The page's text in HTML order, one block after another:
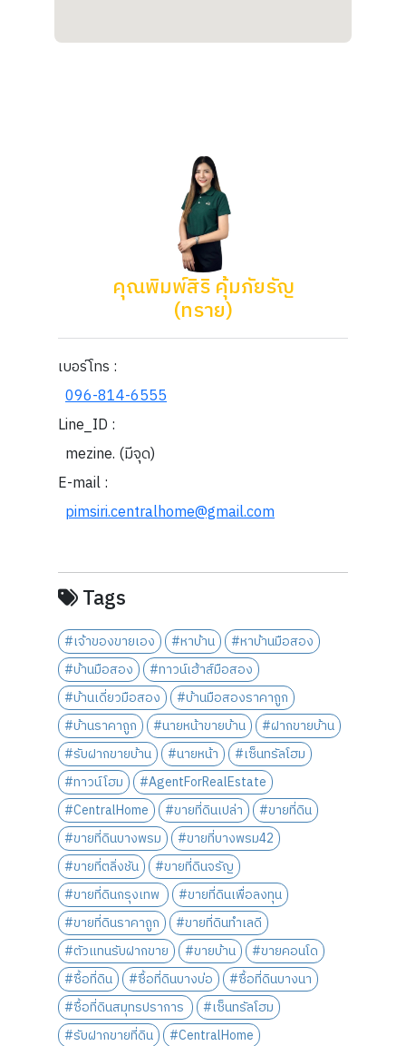
คุณพิมพ์สิริ คุ้มภัยรัญ
(ทราย)
เบอร์โทร :
096-814-6555
Line_ID :
mezine. (มีจุด)
E-mail :
pimsiri.centralhome@gmail.com
Tags
#เจ้าของขายเอง #หาบ้าน
#หาบ้านมือสอง
#บ้านมือสอง
#ทาวน์เฮ้าส์มือสอง
#บ้านเดี่ยวมือสอง
#บ้านมือสองราคาถูก
#บ้านราคาถูก
#นายหน้าขายบ้าน
#ฝากขายบ้าน
#รับฝากขายบ้าน
#นายหน้า
#เซ็นทรัลโฮม
#ทาวน์โฮม
#AgentForRealEstate
#CentralHome
#ขายที่ดินเปล่า
#ขายที่ดิน
#ขายที่ดินบางพรม
#ขายที่บางพรม42
#ขายที่ตลิ่งชัน
#ขายที่ดินจรัญ
#ขายที่ดินกรุงเทพ
#ขายที่ดินเพื่อลงทุน
#ขายที่ดินราคาถูก
#ขายที่ดินทำเลดี
#ตัวแทนรับฝากขาย
#ขายบ้าน
#ขายคอนโด
#ซื้อที่ดิน
#ซื้อที่ดินบางบ่อ
#ซื้อที่ดินบางนา
#ซื้อที่ดินสมุทรปราการ
#เซ็นทรัลโฮม
#รับฝากขายที่ดิน
#CentralHome